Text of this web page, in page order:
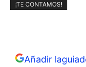
¡TE CONTAMOS!
Añadir